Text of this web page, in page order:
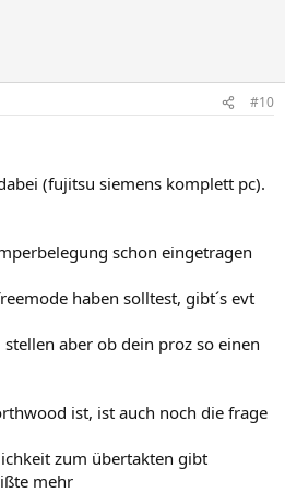
#10
(fujitsu siemens komplett pc).
schon eingetragen
haben solltest, gibt´s evt
aber ob dein proz so einen
ist, ist auch noch die frage
zum übertakten gibt
mehr